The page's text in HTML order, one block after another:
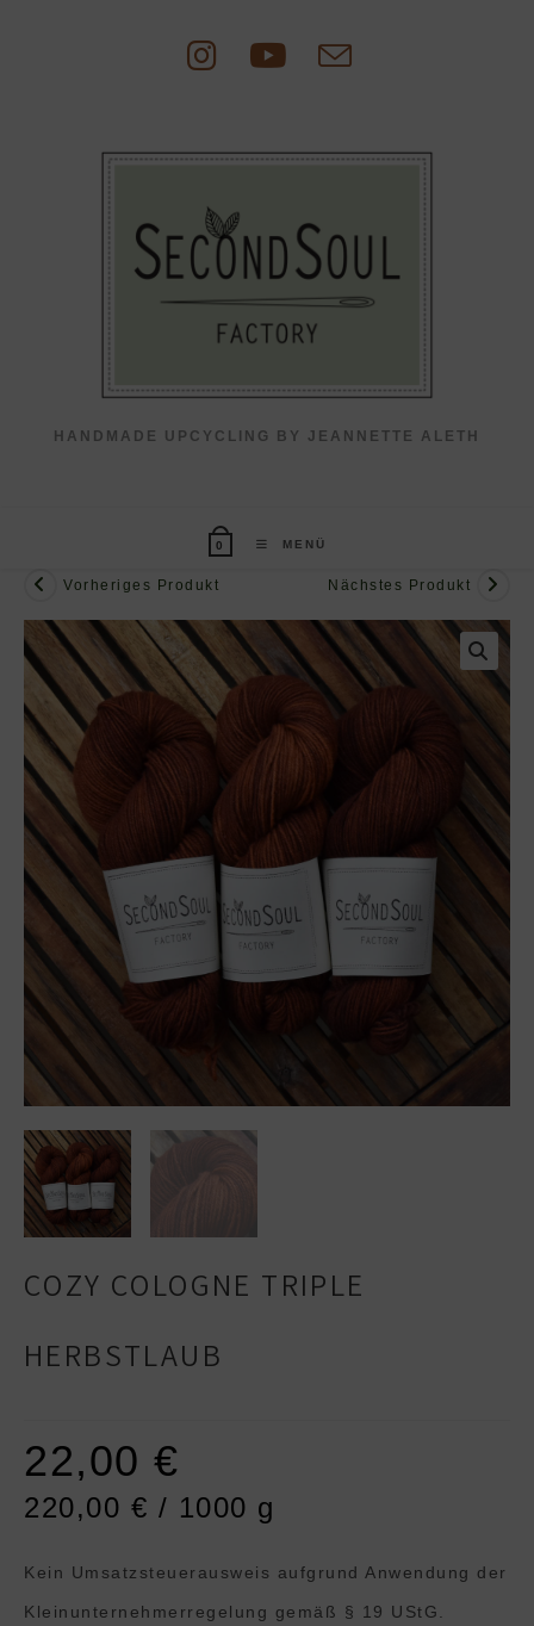
HANDMADE UPCYCLING BY JEANNETTE ALETH
0 MENÜ
Vorheriges Produkt Nächstes Produkt
COZY COLOGNE TRIPLE
HERBSTLAUB
22,00 €
220,00 € / 1000 g
Kein Umsatzsteuerausweis aufgrund Anwendung der
Klein­unternehmer­regelung gemäß § 19 UStG.